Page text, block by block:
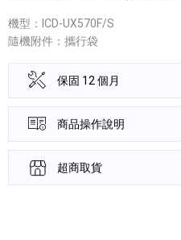
機型：ICD-UX570F/S
隨機附件：攜行袋
保固 12 個月
商品操作說明
超商取貨